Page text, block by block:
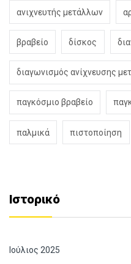
ανιχνευτής μετάλλων
βραβείο δίσκος
διαγωνισμός ανίχνευσης
παγκόσμιο βραβείο
παλμικά πιστοποίηση
Ιστορικό
Ιούλιος 2025